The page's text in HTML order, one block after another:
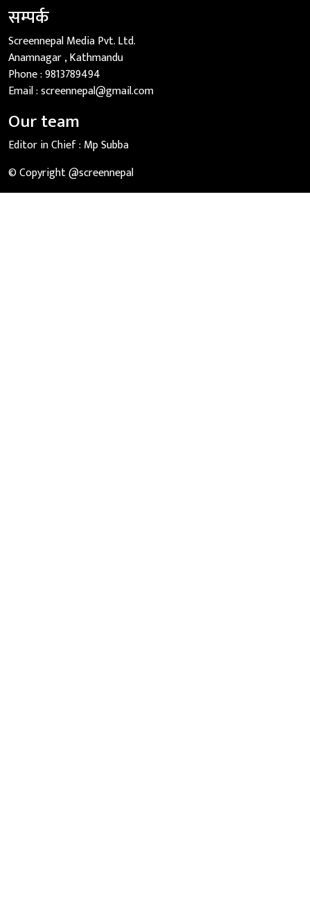
सम्पर्क
Screennepal Media Pvt. Ltd.
Anamnagar , Kathmandu
Phone :9813789494
Email :screennepal@gmail.com
Our team
Editor in Chief : Mp Subba
© Copyright @screennepal